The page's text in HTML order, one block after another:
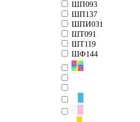
ШП093
ШП137
ШПИ031
ШТ091
ШТ119
ШФ144